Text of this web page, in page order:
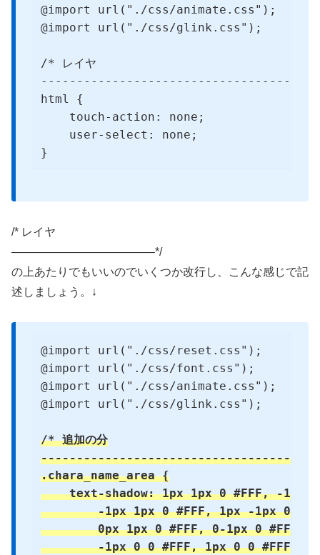
@import url("./css/animate.css");
@import url("./css/glink.css");
/* レイヤ
--------------------------------------
html {
    touch-action: none;
    user-select: none;
}
/* レイヤ
————————————–*/
の上あたりでもいいのでいくつか改行し、こんな感じで記
述しましょう。↓
@import url("./css/reset.css");
@import url("./css/font.css");
@import url("./css/animate.css");
@import url("./css/glink.css");
/* 追加の分
--------------------------------------
.chara_name_area {
text-shadow: 1px 1px 0 #FFF, -1px
-1px 1px 0 #FFF, 1px -1px 0
        0px 1px 0 #FFF, 0-1px 0 #FFF,
        -1px 0 0 #FFF, 1px 0 0 #FFF;